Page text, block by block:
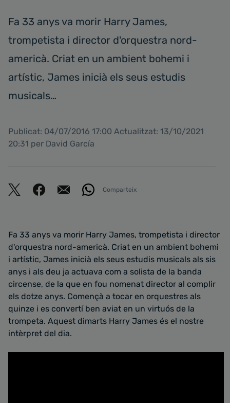
Fa 33 anys va morir Harry James,
trompetista i director d'orquestra nord-
americà. Criat en un ambient bohemi i
artístic, James inicià els seus estudis
musicals…
Publicat: 04/07/2016 17:00 Actualitzat: 13/10/2021
20:31 per David García
Comparteix
Fa 33 anys va morir Harry James, trompetista i director
d'orquestra nord-americà. Criat en un ambient bohemi
i artístic, James inicià els seus estudis musicals als sis
anys i als deu ja actuava com a solista de la banda
circense, de la que en fou nomenat director al complir
els dotze anys. Començà a tocar en orquestres als
quinze i es convertí ben aviat en un virtuós de la
trompeta. Aquest dimarts Harry James és el nostre
intèrpret del dia.